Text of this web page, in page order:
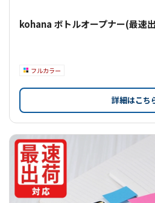
kohana ボトルオープナー(最速
フルカラー
詳細はこち